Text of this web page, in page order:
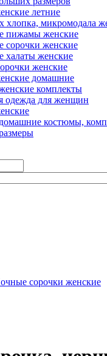
летние
хлопка, микромодала
пижамы женские
сорочки женские
халаты женские
женские
домашние
комплекты
одежда для женщин
костюмы,
сорочки женские